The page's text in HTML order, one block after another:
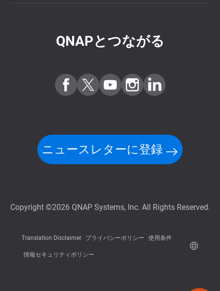
QNAPとつながる
ニュースレターに登録
Copyright ©2026 QNAP Systems, Inc. All Rights Reserved.
Translation Disclaimer プライバシーポリシー 使用条件
情報セキュリティポリシー